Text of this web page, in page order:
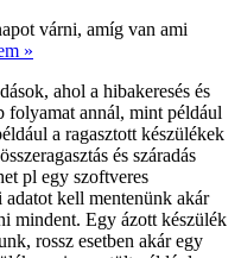
várni, amíg van ami
»
ahol a hibakeresés és
folyamat annál, mint például
a ragasztott készülékek
és száradás
pl egy szoftveres
kell mentenünk akár
mindent. Egy ázott készülék
rossz esetben akár egy